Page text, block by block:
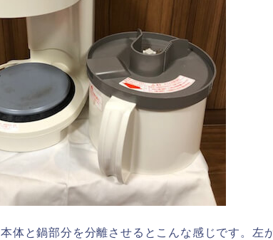
体と鍋部分を分離させるとこんな感じです。左